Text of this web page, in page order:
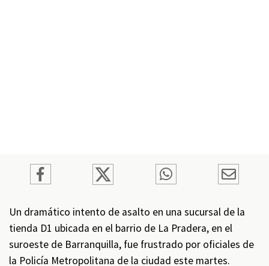
Un dramático intento de asalto en una sucursal de la
tienda D1 ubicada en el barrio de La Pradera, en el
suroeste de Barranquilla, fue frustrado por oficiales de
la Policía Metropolitana de la ciudad este martes.